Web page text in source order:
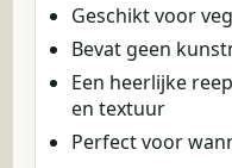
Geschikt voor
Bevat geen
Een heerlijke
en textuur
Perfect voor